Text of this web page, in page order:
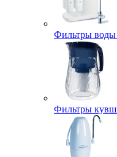
Фильтры
Фильтры